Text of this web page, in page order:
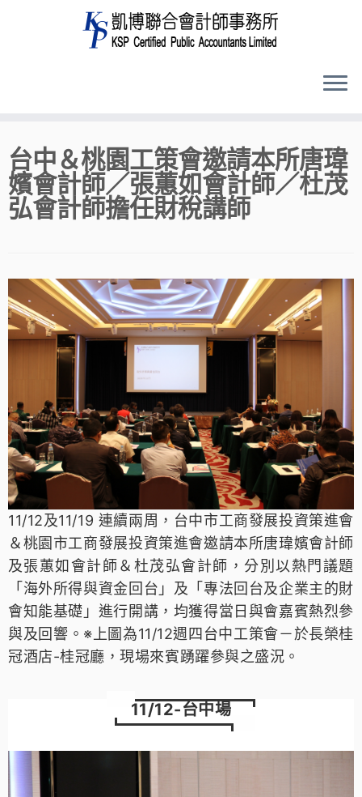
to
content
台中＆桃園工策會邀請本所唐瑋
嬪會計師／張蕙如會計師／杜茂
弘會計師擔任財稅講師
11/12及11/19 連續兩周，台中市工商發展投資策進會
＆桃園市工商發展投資策進會邀請本所唐瑋嬪會計師
及張蕙如會計師＆杜茂弘會計師，分別以熱門議題
「海外所得與資金回台」及「專法回台及企業主的財
會知能基礎」進行開講，均獲得當日與會嘉賓熱烈參
與及回響。 ※上圖為11/12週四台中工策會－於長榮桂
冠酒店-桂冠廳 ，現場來賓踴躍參與之盛況。
11/12-台中場